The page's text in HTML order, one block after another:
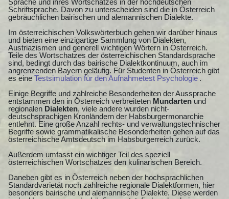
Sprache und ihres Wortschatzes in der hochdeutschen
Schriftsprache. Davon zu unterscheiden sind die in Österreich
gebräuchlichen bairischen und alemannischen Dialekte.
Im österreichischen Volkswörterbuch gehen wir darüber hinaus
und bieten eine einzigartige Sammlung von Dialekten,
Austriazismen und generell wichtigen Wörtern in Österreich.
Teile des Wortschatzes der österreichischen Standardsprache
sind, bedingt durch das bairische Dialektkontinuum, auch im
angrenzenden Bayern geläufig. Für Studenten in Österreich gibt
es eine Testsimulation für den Aufnahmetest Psychologie .
Einige Begriffe und zahlreiche Besonderheiten der Aussprache
entstammen den in Österreich verbreiteten Mundarten und
regionalen Dialekten, viele andere wurden nicht-
deutschsprachigen Kronländern der Habsburgermonarchie
entlehnt. Eine große Anzahl rechts- und verwaltungstechnischer
Begriffe sowie grammatikalische Besonderheiten gehen auf das
österreichische Amtsdeutsch im Habsburgerreich zurück.
Außerdem umfasst ein wichtiger Teil des speziell
österreichischen Wortschatzes den kulinarischen Bereich.
Daneben gibt es in Österreich neben der hochsprachlichen
Standardvarietät noch zahlreiche regionale Dialektformen, hier
besonders bairische und alemannische Dialekte. Diese werden